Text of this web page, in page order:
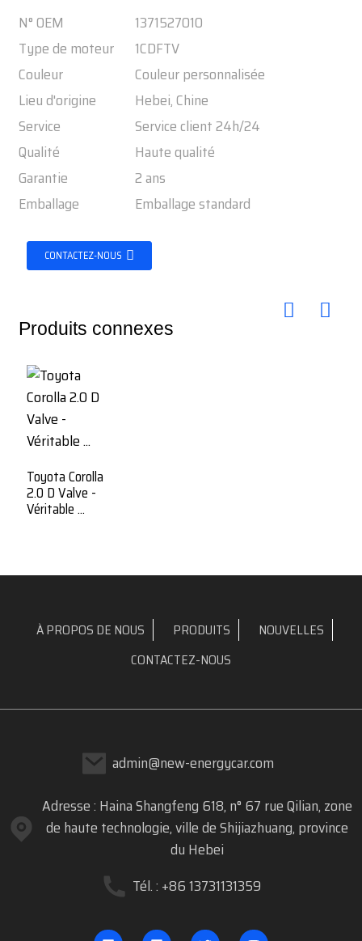
N° OEM
1371527010
Type de moteur
1CDFTV
Couleur
Couleur personnalisée
Lieu d'origine
Hebei, Chine
Service
Service client 24h/24
Qualité
Haute qualité
Garantie
2 ans
Emballage
Emballage standard
CONTACTEZ-NOUS
Produits connexes
Toyota Corolla
2.0 D Valve -
Véritable ...
À PROPOS DE NOUS PRODUITS
NOUVELLES
CONTACTEZ-NOUS
admin@new-energycar.com
Adresse : Haina Shangfeng 618, n° 67 rue Qilian, zone
de haute technologie, ville de Shijiazhuang, province
du Hebei
Tél. : +86 13731131359